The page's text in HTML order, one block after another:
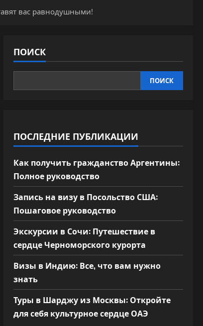
вас равнодушными!
ПОИСК
ПОИСК
ПОСЛЕДНИЕ ПУБЛИКАЦИИ
Как получить гражданство Аргентины:
Полное руководство
Запись на визу в Посольство США:
Пошаговое руководство
Экскурсии в Сочи: Путешествие в
сердце Черноморского курорта
Визы в Индию: Все, что вам нужно
знать
Туры в Шарджу из Москвы: Откройте
для себя культурное сердце ОАЭ